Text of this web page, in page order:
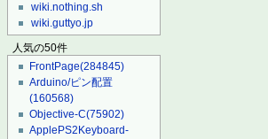
wiki.nothing.sh
wiki.guttyo.jp
人気の50件
FrontPage(284845)
Arduino/ピン配置
(160568)
Objective-C(75902)
ApplePS2Keyboard-